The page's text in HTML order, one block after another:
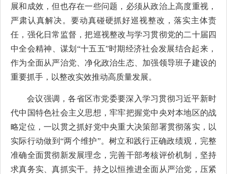
展和成效，但也存在一些问题，必须从政治上高度重视，
严肃认真解决。要动真碰硬抓好巡视整改，落实主体责
任，强化日常监督，把巡视整改与学习贯彻党的二十届四
中全会精神、谋划“十五五”时期经济社会发展结合起来，
作为全面从严治党、净化政治生态、加强领导班子建设的
重要抓手，以整改实效推动高质量发展。
会议强调，各省区市党委要深入学习贯彻习近平新时
代中国特色社会主义思想，牢牢把握党中央对本地区的战
略定位，一以贯之抓好党中央重大决策部署贯彻落实，以
实际行动做到“两个维护”。树立和践行正确政绩观，完整
准确全面贯彻新发展理念，完善干部考核评价机制，坚持
求真务实、真抓实干。持之以恒推进全面从严治党，压紧